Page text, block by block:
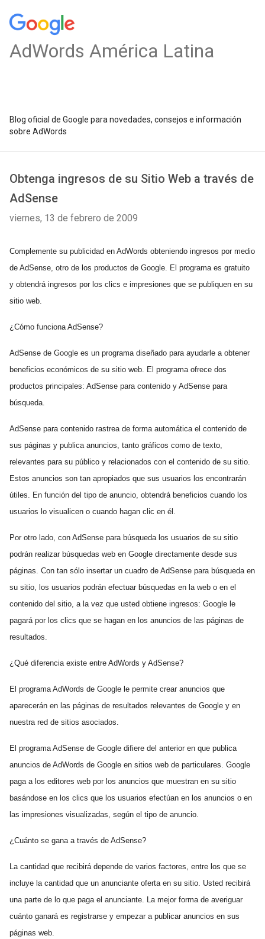
AdWords América Latina
Blog oficial de Google para novedades, consejos e información
sobre AdWords
Obtenga ingresos de su Sitio Web a través de
AdSense
viernes, 13 de febrero de 2009
Complemente su publicidad en AdWords obteniendo ingresos por medio
de AdSense, otro de los productos de Google. El programa es gratuito
y obtendrá ingresos por los clics e impresiones que se publiquen en su
sitio web.
¿Cómo funciona AdSense?
AdSense de Google es un programa diseñado para ayudarle a obtener
beneficios económicos de su sitio web. El programa ofrece dos
productos principales: AdSense para contenido y AdSense para
búsqueda.
AdSense para contenido rastrea de forma automática el contenido de
sus páginas y publica anuncios, tanto gráficos como de texto,
relevantes para su público y relacionados con el contenido de su sitio.
Estos anuncios son tan apropiados que sus usuarios los encontrarán
útiles. En función del tipo de anuncio, obtendrá beneficios cuando los
usuarios lo visualicen o cuando hagan clic en él.
Por otro lado, con AdSense para búsqueda los usuarios de su sitio
podrán realizar búsquedas web en Google directamente desde sus
páginas. Con tan sólo insertar un cuadro de AdSense para búsqueda en
su sitio, los usuarios podrán efectuar búsquedas en la web o en el
contenido del sitio, a la vez que usted obtiene ingresos: Google le
pagará por los clics que se hagan en los anuncios de las páginas de
resultados.
¿Qué diferencia existe entre AdWords y AdSense?
El programa AdWords de Google le permite crear anuncios que
aparecerán en las páginas de resultados relevantes de Google y en
nuestra red de sitios asociados.
El programa AdSense de Google difiere del anterior en que publica
anuncios de AdWords de Google en sitios web de particulares. Google
paga a los editores web por los anuncios que muestran en su sitio
basándose en los clics que los usuarios efectúan en los anuncios o en
las impresiones visualizadas, según el tipo de anuncio.
¿Cuánto se gana a través de AdSense?
La cantidad que recibirá depende de varios factores, entre los que se
incluye la cantidad que un anunciante oferta en su sitio. Usted recibirá
una parte de lo que paga el anunciante. La mejor forma de averiguar
cuánto ganará es registrarse y empezar a publicar anuncios en sus
páginas web.